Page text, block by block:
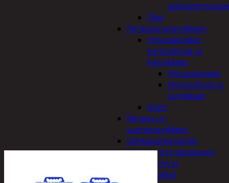
Öljyt
Perävaunutarvikkeet
Hinausköydet,
kiristysliinat ja
kiinnikkeet
Hinausköydet
Kiristysliinat ja
tarvikkeet
Valot
Rengas ja -
vannetarvikkeet
Sähköpotkulaudat,
skootterit ja ajoneuvot
Tukkikärryt ja
juontopulkat